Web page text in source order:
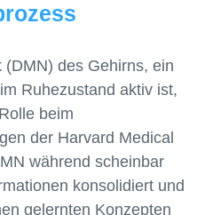
des Gehirns, ein
Ruhezustand aktiv ist,
beim
der Harvard Medical
während scheinbar
konsolidiert und
gelernten Konzepten